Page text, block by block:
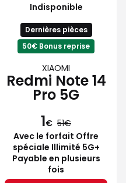
Indisponible
Dernières pièces
50€ Bonus reprise
XIAOMI
Redmi Note 14
Pro 5G
1€ 51
Avec le forfait Offre
spéciale Illimité 5G+
Payable en plusieurs
fois